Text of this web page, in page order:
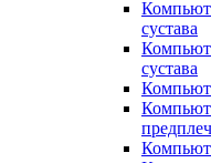
сустава
сустава